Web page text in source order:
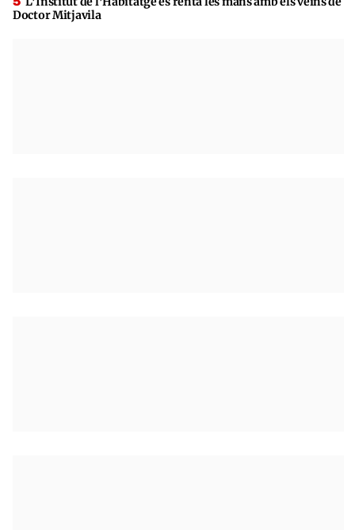
Doctor Mitjavila